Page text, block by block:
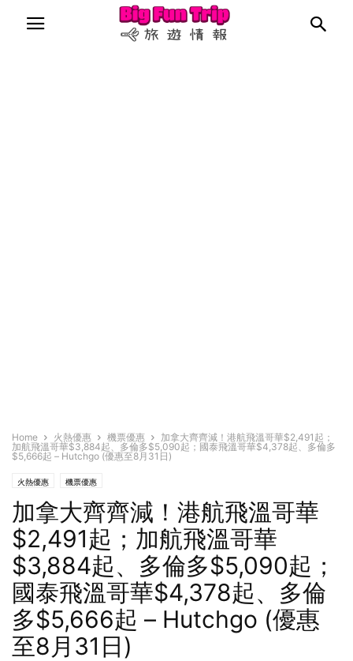
Home 火熱優惠 機票優惠
加拿大齊齊減！港航飛溫哥華$2,491起；
加航飛溫哥華$3,884起、多倫多$5,090起；國泰飛溫哥華$4,378起、多倫多
$5,666起 – Hutchgo (優惠至8月31日)
火熱優惠 機票優惠
加拿大齊齊減！港航飛溫哥華
$2,491起；加航飛溫哥華
$3,884起、多倫多$5,090起；
國泰飛溫哥華$4,378起、多倫
多$5,666起 – Hutchgo (優惠
至8月31日)